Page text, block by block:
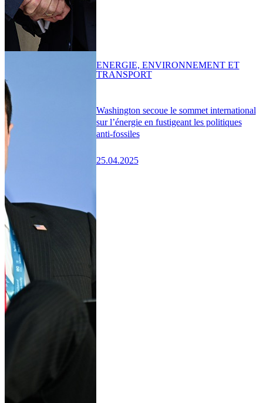
Washington secoue le sommet international
sur l’énergie en fustigeant les politiques
anti-fossiles
25.04.2025
ENERGIE, ENVIRONNEMENT ET
TRANSPORT